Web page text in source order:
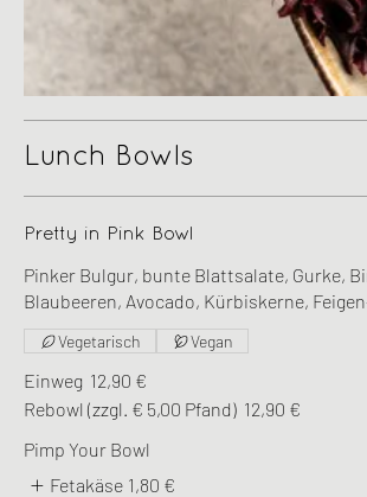
Lunch Bowls
Pretty in Pink Bowl
Pinker Bulgur, bunte Blattsalate, Gurke,
Blaubeeren, Avocado, Kürbiskerne,
Einweg 12,90 €
Rebowl (zzgl. € 5,00 Pfand) 12,90 €
Vegetarisch Vegan
Pimp Your Bowl
Fetakäse 1,80 €